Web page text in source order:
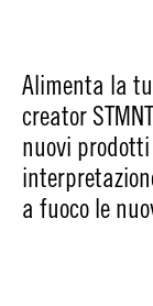
Alimenta la
creator
nuovi
a fuoco le